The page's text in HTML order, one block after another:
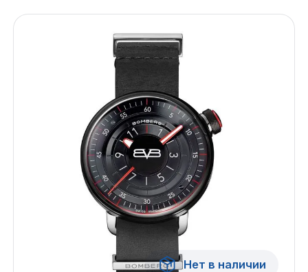
Владивосток
Волгоград
Кемерово
Нет в наличии